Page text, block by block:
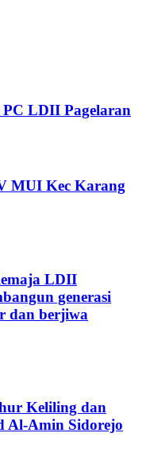
PC LDII Pagelaran
MUI Kec Karang
LDII
generasi
dan berjiwa
Keliling dan
Al-Amin Sidorejo